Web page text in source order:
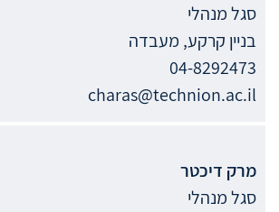
סגל מנהלי
בניין קרקע, מעבדה
04-8292473
charas@technion.ac.il
מרק דיכטר
סגל מנהלי